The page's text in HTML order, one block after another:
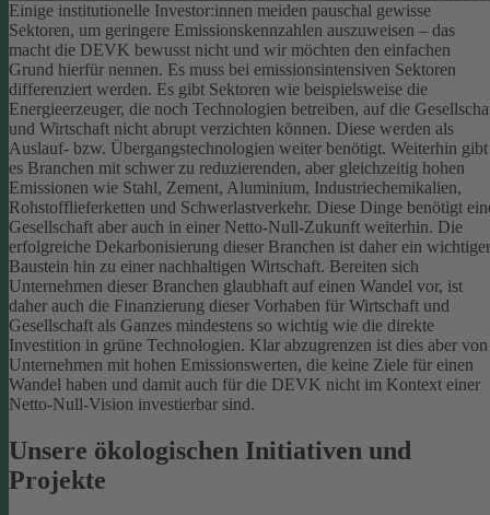
Einige institutionelle Investor:innen meiden pauschal gewisse
Sektoren, um geringere Emissionskennzahlen auszuweisen – das
macht die DEVK bewusst nicht und wir möchten den einfachen
Grund hierfür nennen. Es muss bei emissionsintensiven Sektoren
differenziert werden. Es gibt Sektoren wie beispielsweise die
Energieerzeuger, die noch Technologien betreiben, auf die
und Wirtschaft nicht abrupt verzichten können. Diese werden als
Auslauf- bzw. Übergangstechnologien weiter benötigt. Weiterhin gibt
es Branchen mit schwer zu reduzierenden, aber gleichzeitig hohen
Emissionen wie Stahl, Zement, Aluminium, Industriechemikalien,
Rohstofflieferketten und Schwerlastverkehr. Diese Dinge benötigt
Gesellschaft aber auch in einer Netto-Null-Zukunft weiterhin. Die
erfolgreiche Dekarbonisierung dieser Branchen ist daher ein wichtiger
Baustein hin zu einer nachhaltigen Wirtschaft. Bereiten sich
Unternehmen dieser Branchen glaubhaft auf einen Wandel vor, ist
daher auch die Finanzierung dieser Vorhaben für Wirtschaft und
Gesellschaft als Ganzes mindestens so wichtig wie die direkte
Investition in grüne Technologien. Klar abzugrenzen ist dies aber von
Unternehmen mit hohen Emissionswerten, die keine Ziele für einen
Wandel haben und damit auch für die DEVK nicht im Kontext einer
Netto-Null-Vision investierbar sind.
Unsere ökologischen Initiativen und
Projekte